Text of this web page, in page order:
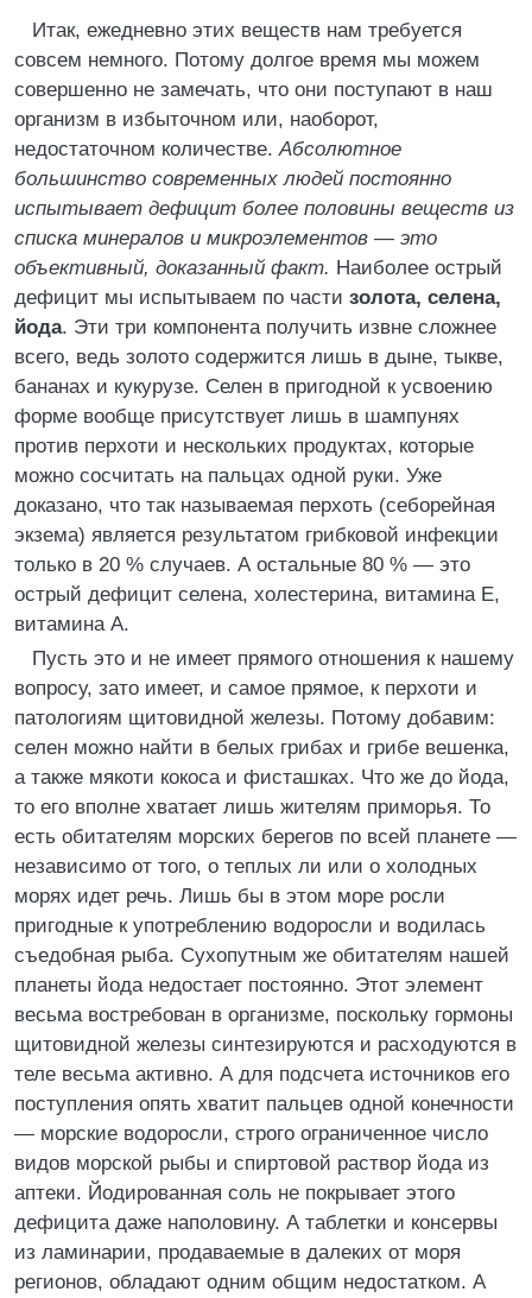
Итак, ежедневно этих веществ нам требуется
совсем немного. Потому долгое время мы можем
совершенно не замечать, что они поступают в наш
организм в избыточном или, наоборот,
недостаточном количестве.Абсолютное
большинство современных людей постоянно
испытывает дефицит более половины веществ из
списка минералов и микроэлементов — это
объективный, доказанный факт. Наиболее острый
дефицит мы испытываем по части золота, селена,
йода. Эти три компонента получить извне сложнее
всего, ведь золото содержится лишь в дыне, тыкве,
бананах и кукурузе. Селен в пригодной к усвоению
форме вообще присутствует лишь в шампунях
против перхоти и нескольких продуктах, которые
можно сосчитать на пальцах одной руки. Уже
доказано, что так называемая перхоть (себорейная
экзема) является результатом грибковой инфекции
только в 20 % случаев. А остальные 80 % — это
острый дефицит селена, холестерина, витамина Е,
витамина А.
Пусть это и не имеет прямого отношения к нашему
вопросу, зато имеет, и самое прямое, к перхоти и
патологиям щитовидной железы. Потому добавим:
селен можно найти в белых грибах и грибе вешенка,
а также мякоти кокоса и фисташках. Что же до йода,
то его вполне хватает лишь жителям приморья. То
есть обитателям морских берегов по всей планете —
независимо от того, о теплых ли или о холодных
морях идет речь. Лишь бы в этом море росли
пригодные к употреблению водоросли и водилась
съедобная рыба. Сухопутным же обитателям нашей
планеты йода недостает постоянно. Этот элемент
весьма востребован в организме, поскольку гормоны
щитовидной железы синтезируются и расходуются в
теле весьма активно. А для подсчета источников его
поступления опять хватит пальцев одной конечности
— морские водоросли, строго ограниченное число
видов морской рыбы и спиртовой раствор йода из
аптеки. Йодированная соль не покрывает этого
дефицита даже наполовину. А таблетки и консервы
из ламинарии, продаваемые в далеких от моря
регионов, обладают одним общим недостатком. А